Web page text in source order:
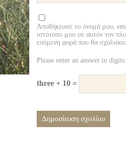
Αποθήκευσε το όνομά μου,
ιστότοπο μου σε αυτόν τον
επόμενη φορά που θα
Please enter an answer in digits:
three + 10 =